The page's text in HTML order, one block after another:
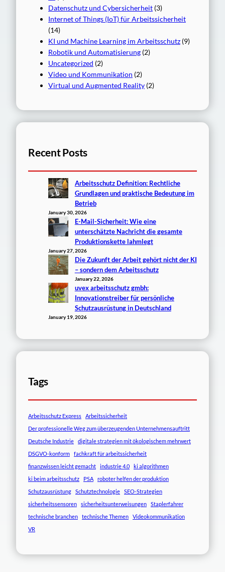
Datenschutz und Cybersicherheit (3)
Internet of Things (IoT) für Arbeitssicherheit
(14)
KI und Machine Learning im Arbeitsschutz (9)
Robotik und Automatisierung (2)
Uncategorized (2)
Video und Kommunikation (2)
Virtual und Augmented Reality (2)
Recent Posts
Arbeitsschutz Definition: Rechtliche
Grundlagen und praktische Bedeutung im
Betrieb
January 30, 2026
E-Mail-Sicherheit: Wie eine
unterschätzte Nachricht die gesamte
Produktionskette lahmlegt
January 27, 2026
Die Zukunft der Arbeit gehört nicht der KI
– sondern dem Arbeitsschutz
January 22, 2026
uvex arbeitsschutz gmbh:
Innovationstreiber für persönliche
Schutzausrüstung in Deutschland
January 19, 2026
Tags
Arbeitsschutz Express
Arbeitssicherheit
Der professionelle Weg zum überzeugenden Unternehmensauftritt
Deutsche Industrie
digitale strategien mit ökologischem mehrwert
DSGVO-konform
fachkraft für arbeitssicherheit
finanzwissen leicht gemacht
industrie 4.0
ki algorithmen
ki beim arbeitsschutz
PSA
roboter helfen der produktion
Schutzausrüstung
Schutztechnologie
SEO-Strategien
sicherheitssensoren
sicherheitsunterweisungen
Staplerfahrer
technische branchen
technische Themen
Videokommunikation
VR